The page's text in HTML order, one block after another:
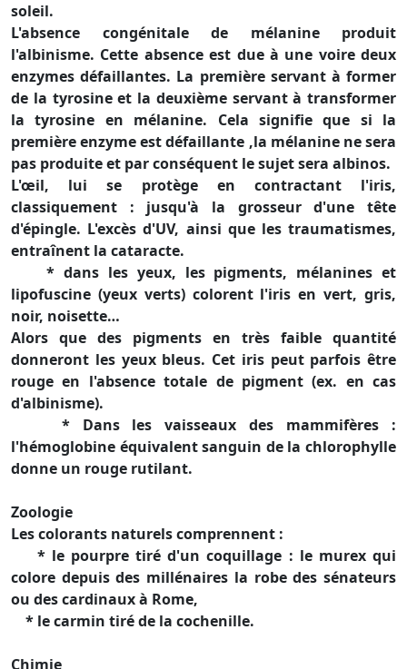
soleil.
L'absence congénitale de mélanine produit
l'albinisme. Cette absence est due à une voire deux
enzymes défaillantes. La première servant à former
de la tyrosine et la deuxième servant à transformer
la tyrosine en mélanine. Cela signifie que si la
première enzyme est défaillante ,la mélanine ne sera
pas produite et par conséquent le sujet sera albinos.
L'œil, lui se protège en contractant l'iris,
classiquement : jusqu'à la grosseur d'une tête
d'épingle. L'excès d'UV, ainsi que les traumatismes,
entraînent la cataracte.
* dans les yeux, les pigments, mélanines et
lipofuscine (yeux verts) colorent l'iris en vert, gris,
noir, noisette…
Alors que des pigments en très faible quantité
donneront les yeux bleus. Cet iris peut parfois être
rouge en l'absence totale de pigment (ex. en cas
d'albinisme).
* Dans les vaisseaux des mammifères :
l'hémoglobine équivalent sanguin de la chlorophylle
donne un rouge rutilant.
Zoologie
Les colorants naturels comprennent :
* le pourpre tiré d'un coquillage : le murex qui
colore depuis des millénaires la robe des sénateurs
ou des cardinaux à Rome,
* le carmin tiré de la cochenille.
Chimie